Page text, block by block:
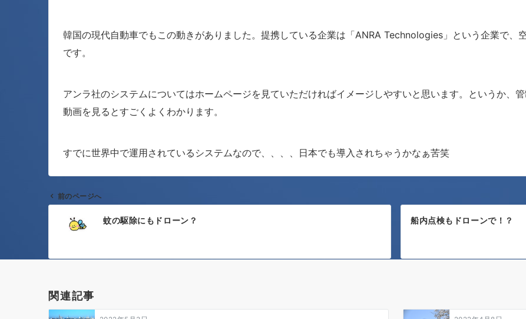
韓国の現代自動車でもこの動きがありました。提携している企業は「ANRA Technologies」という企業で、
です。
アンラ社のシステムについてはホームページを見ていただければイメージしやすいと思います。というか、
動画を見るとすごくよくわかります。
すでに世界中で運用されているシステムなので、、、、日本でも導入されちゃうかなぁ苦笑
ナ
ゲ
ー
前のページへ
蚊の駆除にもドローン？ 船内点検もドローンで！？
関連記事